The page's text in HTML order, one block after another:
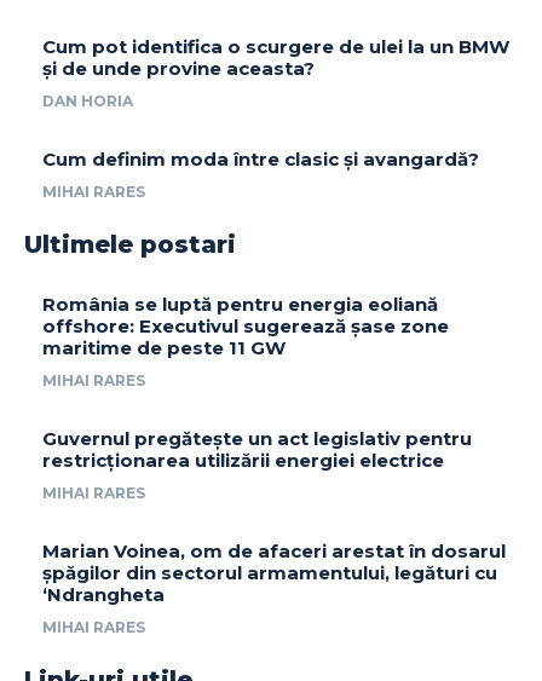
Cum pot identifica o scurgere de ulei la un BMW
și de unde provine aceasta?
DAN HORIA
Cum definim moda între clasic și avangardă?
MIHAI RARES
Ultimele postari
România se luptă pentru energia eoliană
offshore: Executivul sugerează șase zone
maritime de peste 11 GW
MIHAI RARES
Guvernul pregătește un act legislativ pentru
restricționarea utilizării energiei electrice
MIHAI RARES
Marian Voinea, om de afaceri arestat în dosarul
șpăgilor din sectorul armamentului, legături cu
‘Ndrangheta
MIHAI RARES